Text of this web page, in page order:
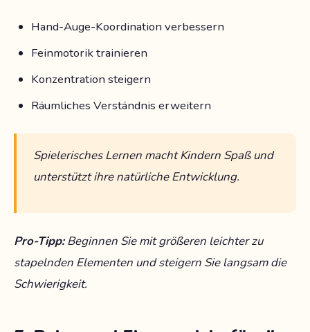
Hand-Auge-Koordination verbessern
Feinmotorik trainieren
Konzentration steigern
Räumliches Verständnis erweitern
Spielerisches Lernen macht Kindern Spaß und
unterstützt ihre natürliche Entwicklung.
Pro-Tipp: Beginnen Sie mit größeren leichter zu
stapelnden Elementen und steigern Sie langsam die
Schwierigkeit.